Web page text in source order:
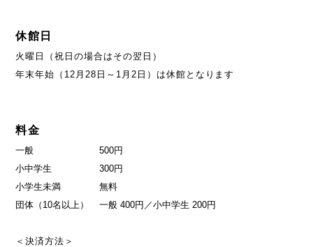
休館日
火曜日（祝日の場合はその翌日）
年末年始（12月28日～1月2日）は休館となります
料金
一般
500円
小中学生
300円
小学生未満
無料
団体（10名以上）
一般 400円／小中学生 200円
＜決済方法＞